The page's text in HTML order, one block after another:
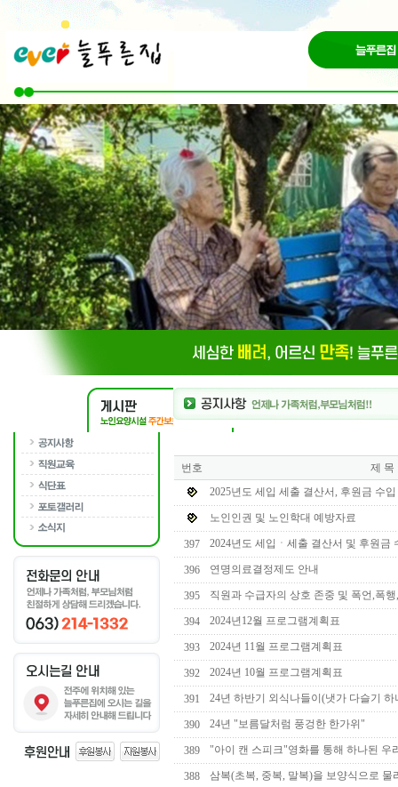
번호
제 목
2025년도 세입 세출 결산서, 후원금 수
노인인권 및 노인학대 예방자료
397 2024년도 세입ㆍ세출 결산서 및 후원금
396 연명의료결정제도 안내
395 직원과 수급자의 상호 존중 및 폭언,폭
394 2024년12월 프로그램계획표
393 2024년 11월 프로그램계획표
392 2024년 10월 프로그램계획표
391 24년 하반기 외식나들이(냇가 다슬기
390 24년 "보름달처럼 풍겅한 한가위"
389 "아이 캔 스피크"영화를 통해 하나된 우
388 삼복(초복, 중복, 말복)을 보양식으로 물